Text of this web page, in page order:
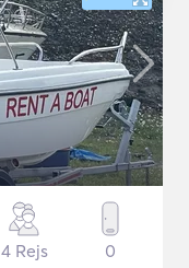
4 Rejs 0